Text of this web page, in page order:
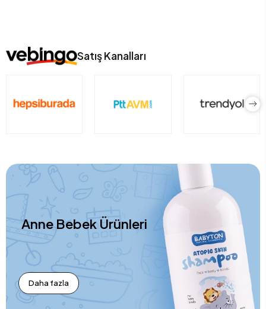
Satış Kanalları
Anne Bebek Ürünleri
Daha fazla